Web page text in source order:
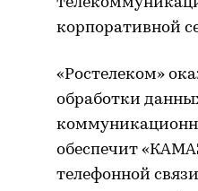
корпоративной
«Ростелеком»
обработки
обеспечит
телефонной